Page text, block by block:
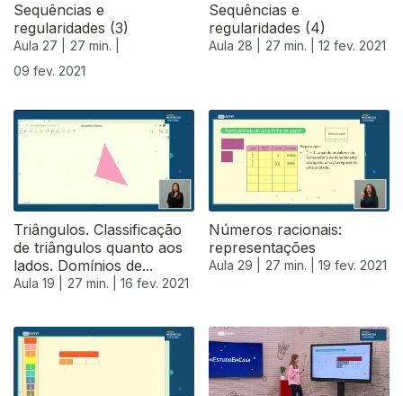
Sequências e
regularidades (3)
Aula 27 |
27 min. |
09 fev. 2021
Sequências e
regularidades (4)
Aula 28 | 27 min. | 12 fev. 2021
Triângulos. Classificação
de triângulos quanto aos
lados. Domínios de...
Aula 19 | 27 min. | 16 fev. 2021
Números racionais:
representações
Aula 29 | 27 min. | 19 fev. 2021